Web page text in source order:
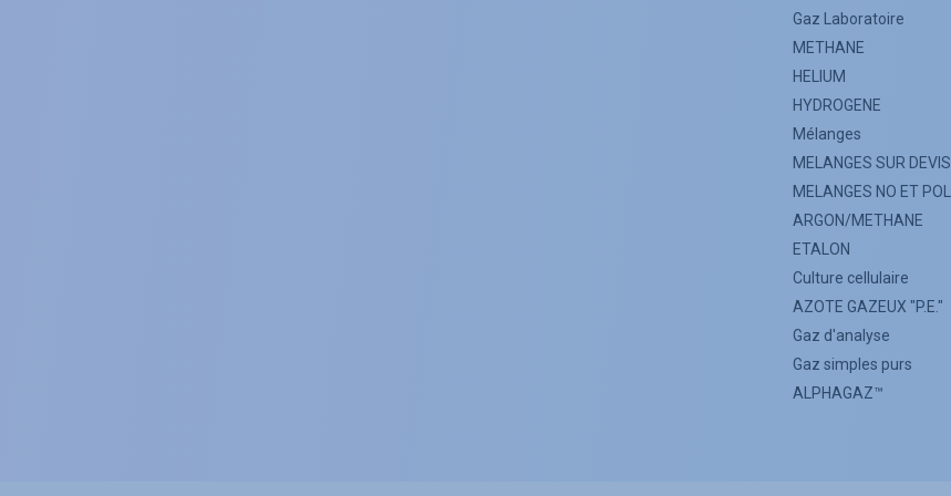
Gaz Laboratoire
METHANE
HELIUM
HYDROGENE
Mélanges
MELANGES SUR DEVIS
MELANGES NO ET POL
ARGON/METHANE
ETALON
Culture cellulaire
AZOTE GAZEUX "P.E."
Gaz d'analyse
Gaz simples purs
ALPHAGAZ™